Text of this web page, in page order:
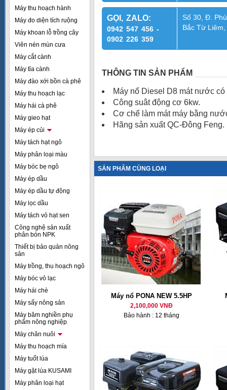
Máy thu hoạch hành
Máy đo diện tích ruộng
Máy khoan lỗ trồng cây
Viên nén mùn cưa
Máy cắt cành
Máy tỉa cành
Máy đào xới bồn cà phê
Máy thu hoạch lạc
Máy hái cà phê
Máy gieo hạt
Máy ép củi
Máy tách hạt ngô
Máy phân loại màu
Máy bóc bẹ ngô
Máy ép dầu
Máy ép dầu tự động
Máy lọc dầu
Máy tách vỏ hạt sen
Công nghệ sản xuất
phân bón NPK
Thiết bị bảo quản nông
sản
Máy trồng, thu hoạch ngô
Máy bóc vỏ lạc
Máy hái chè
Máy sấy nông sản
Máy băm nghiền phụ
phẩm nông nghiệp
Máy chăn nuôi
Máy thu hoạch mía
Máy tuốt lúa
Máy gặt lúa KUSAMI
Máy phân loại hạt
GỌI, ZALO:
0942 547 456 -
0902 226 359
Số 30, Đ.
Bắc Từ
THÔNG TIN SẢN PHẨM
Máy nổ Diesel D8 mát nước có
Công suât động cơ 6kw.
Cơ chế làm mát máy bằng
Hãng sản xuất QC-Đông Feng.
SẢN PHẨM CÙNG LOẠI
Máy nổ PONA NEW 5.5HP
2,100,000 VNĐ
Bảo hành : 12 tháng